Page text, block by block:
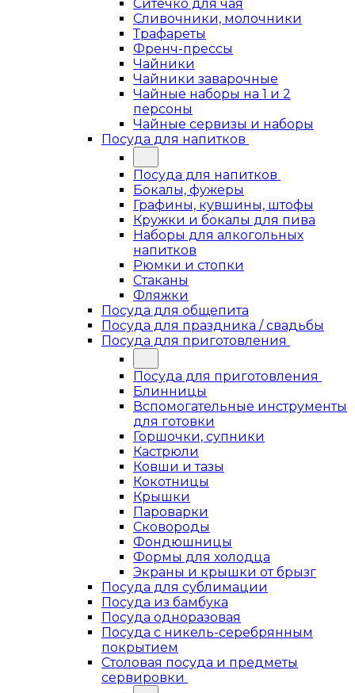
Ситечко для чая
Сливочники, молочники
Трафареты
Френч-прессы
Чайники
Чайники заварочные
Чайные наборы на 1 и 2
персоны
Чайные сервизы и наборы
Посуда для напитков
Посуда для напитков
Бокалы, фужеры
Графины, кувшины, штофы
Кружки и бокалы для пива
Наборы для алкогольных
напитков
Рюмки и стопки
Стаканы
Фляжки
Посуда для общепита
Посуда для праздника / свадьбы
Посуда для приготовления
Посуда для приготовления
Блинницы
Вспомогательные инструменты
для готовки
Горшочки, супники
Кастрюли
Ковши и тазы
Кокотницы
Крышки
Пароварки
Сковороды
Фондюшницы
Формы для холодца
Экраны и крышки от брызг
Посуда для сублимации
Посуда из бамбука
Посуда одноразовая
Посуда с никель-серебрянным
покрытием
Столовая посуда и предметы
сервировки